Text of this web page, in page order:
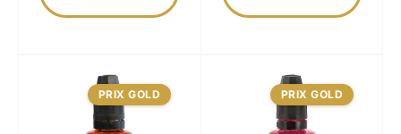
PRIX GOLD PRIX GOLD